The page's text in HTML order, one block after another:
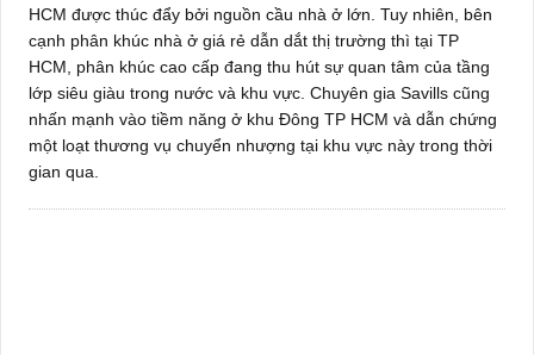
HCM được thúc đẩy bởi nguồn cầu nhà ở lớn. Tuy nhiên, bên
cạnh phân khúc nhà ở giá rẻ dẫn dắt thị trường thì tại TP
HCM, phân khúc cao cấp đang thu hút sự quan tâm của tầng
lớp siêu giàu trong nước và khu vực. Chuyên gia Savills cũng
nhấn mạnh vào tiềm năng ở khu Đông TP HCM và dẫn chứng
một loạt thương vụ chuyển nhượng tại khu vực này trong thời
gian qua.